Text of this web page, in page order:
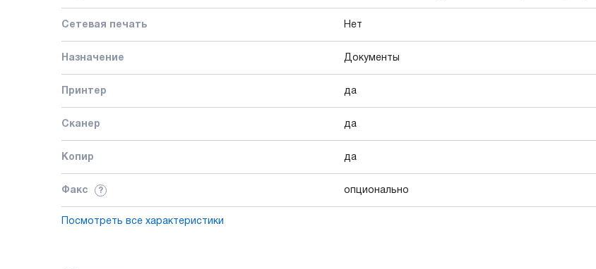
Сетевая печать Нет
Назначение Документы
Принтер да
Сканер да
Копир да
Факс ? опционально
Посмотреть все характеристики